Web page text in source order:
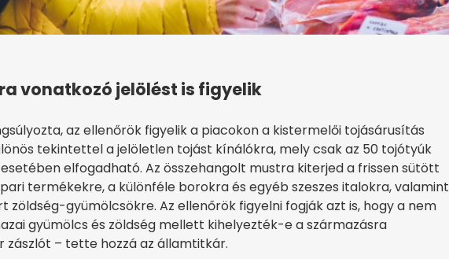
vonatkozó jelölést is figyelik
az ellenőrök figyelik a piacokon a kistermelői tojásárusítás
tekintettel a jelöletlen tojást kínálókra, mely csak az 50 tojótyúk
elfogadható. Az összehangolt mustra kiterjed a frissen sütött
termékekre, a különféle borokra és egyéb szeszes italokra, valamint
zöldség-gyümölcsökre. Az ellenőrök figyelni fogják azt is, hogy a nem
gyümölcs és zöldség mellett kihelyezték-e a származásra
zászlót – tette hozzá az államtitkár.